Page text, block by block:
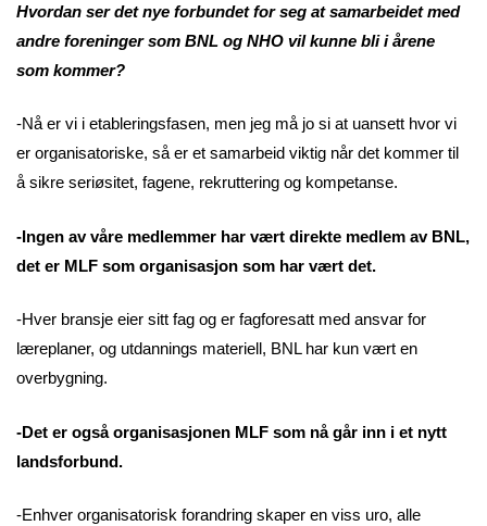
Hvordan ser det nye forbundet for seg at samarbeidet med
andre foreninger som BNL og NHO vil kunne bli i årene
som kommer?
-Nå er vi i etableringsfasen, men jeg må jo si at uansett hvor vi
er organisatoriske, så er et samarbeid viktig når det kommer til
å sikre seriøsitet, fagene, rekruttering og kompetanse.
-Ingen av våre medlemmer har vært direkte medlem av BNL,
det er MLF som organisasjon som har vært det.
-Hver bransje eier sitt fag og er fagforesatt med ansvar for
læreplaner, og utdannings materiell, BNL har kun vært en
overbygning.
-Det er også organisasjonen MLF som nå går inn i et nytt
landsforbund.
-Enhver organisatorisk forandring skaper en viss uro, alle